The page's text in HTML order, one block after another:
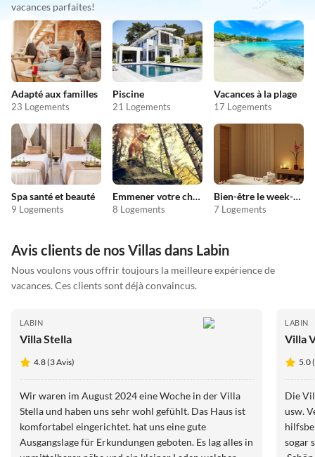
vacances parfaites!
Adapté aux familles
23 Logements
Piscine
21 Logements
Vacances à la plage
17 Logements
Spa santé et beauté
9 Logements
Emmener votre chien en vacances
8 Logements
Bien-être le week-end
7 Logements
Avis clients de nos Villas dans Labin
Nous voulons vous offrir toujours la meilleure expérience de
vacances. Ces clients sont déjà convaincus.
LABIN
Villa Stella
4.8 (3 Avis)
Wir waren im August 2024 eine Woche in der Villa
Stella und haben uns sehr wohl gefühlt. Das Haus ist
komfortabel eingerichtet. hat uns eine gute
Ausgangslage für Erkundungen geboten. Es lag alles in
LABIN
Villa
5.0
Die Villa ist sehr gut
usw.
sogar schon früher rein,